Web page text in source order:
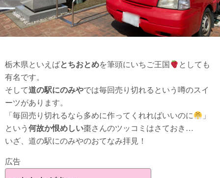
栃木県といえばとちおとめを筆頭にいちご王国
としても
有名です。
そして道の駅にのみやでは毎回売り切れるという噂のスイ
ーツがあります。
「毎回売り切れるなら多めに作ってくれればいいのに
」
という 何故か恨めしい棗さんのツッコミはさておき…
いざ、道の駅にのみやのおてなみ拝見！
広告